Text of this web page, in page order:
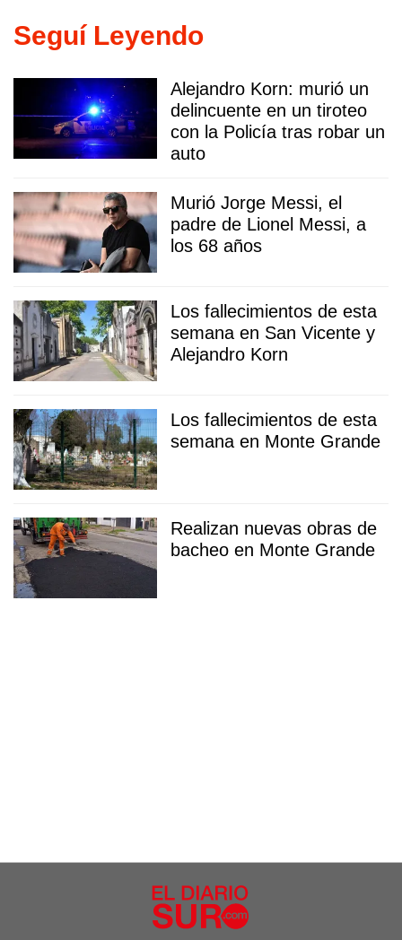
Seguí Leyendo
Alejandro Korn: murió un
delincuente en un tiroteo
con la Policía tras robar un
auto
Murió Jorge Messi, el
padre de Lionel Messi, a
los 68 años
Los fallecimientos de esta
semana en San Vicente y
Alejandro Korn
Los fallecimientos de esta
semana en Monte Grande
Realizan nuevas obras de
bacheo en Monte Grande